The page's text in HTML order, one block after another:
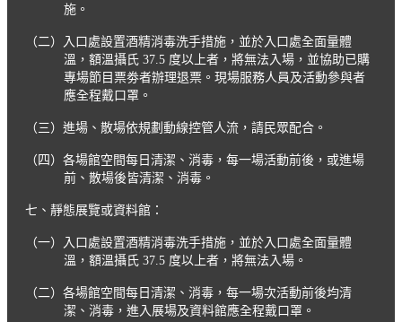
施。
（二）入口處設置酒精消毒洗手措施，並於入口處全面量體
溫，額溫攝氏 37.5 度以上者，將無法入場，並協助已購
專場節目票劵者辦理退票。現場服務人員及活動參與者
應全程戴口罩。
（三）進場、散場依規劃動線控管人流，請民眾配合。
（四）各場館空間每日清潔、消毒，每一場活動前後，或進場
前、散場後皆清潔、消毒。
七、靜態展覽或資料館：
（一）入口處設置酒精消毒洗手措施，並於入口處全面量體
溫，額溫攝氏 37.5 度以上者，將無法入場。
（二）各場館空間每日清潔、消毒，每一場次活動前後均清
潔、消毒，進入展場及資料館應全程戴口罩。